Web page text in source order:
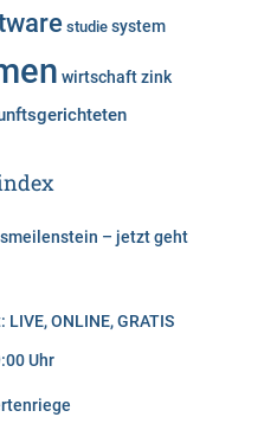
studie system
wirtschaftzink
– jetzt geht
ONLINE, GRATIS
Uhr